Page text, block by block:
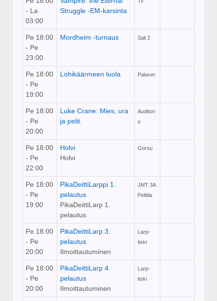
- La
03:00
Struggle -EM-karsinta
TF
Pe 18:00
- Pe
23:00
Mordheim -turnaus Sali 2
Pe 18:00
- Pe
19:00
Lohikäärmeen luola Palaver
Pe 18:00
- Pe
20:00
Luke Crane: Mies, ura
ja pelit.
Auditori
o
Pe 18:00
- Pe
22:00
Holvi
Holvi
Gorsu
Pe 18:00
- Pe
19:00
PikaDeittiLarppi 1.
pelautus
PikaDeittiLarp 1.
pelautus
JMT 3A
Pelitila
Pe 18:00
- Pe
20:00
PikaDeittiLarp 3.
pelautus
Ilmoittautuminen
Larp-
tiski
Pe 18:00
- Pe
20:00
PikaDeittiLarp 4.
pelautus
Ilmoittautuminen
Larp-
tiski